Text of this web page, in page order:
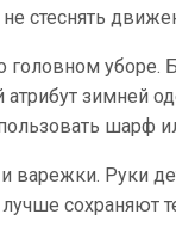
стеснять
уборе.
атрибут зимней
шарф
варежки. Руки
сохраняют